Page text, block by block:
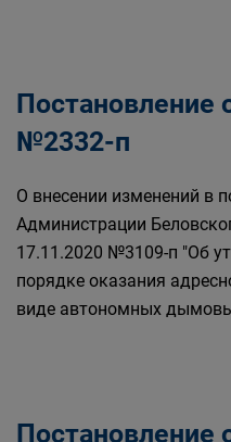
Постановление
№2332-п
О внесении изменений в
Администрации
17.11.2020 №3109-п "Об
порядке оказания
виде автономных
Постановление